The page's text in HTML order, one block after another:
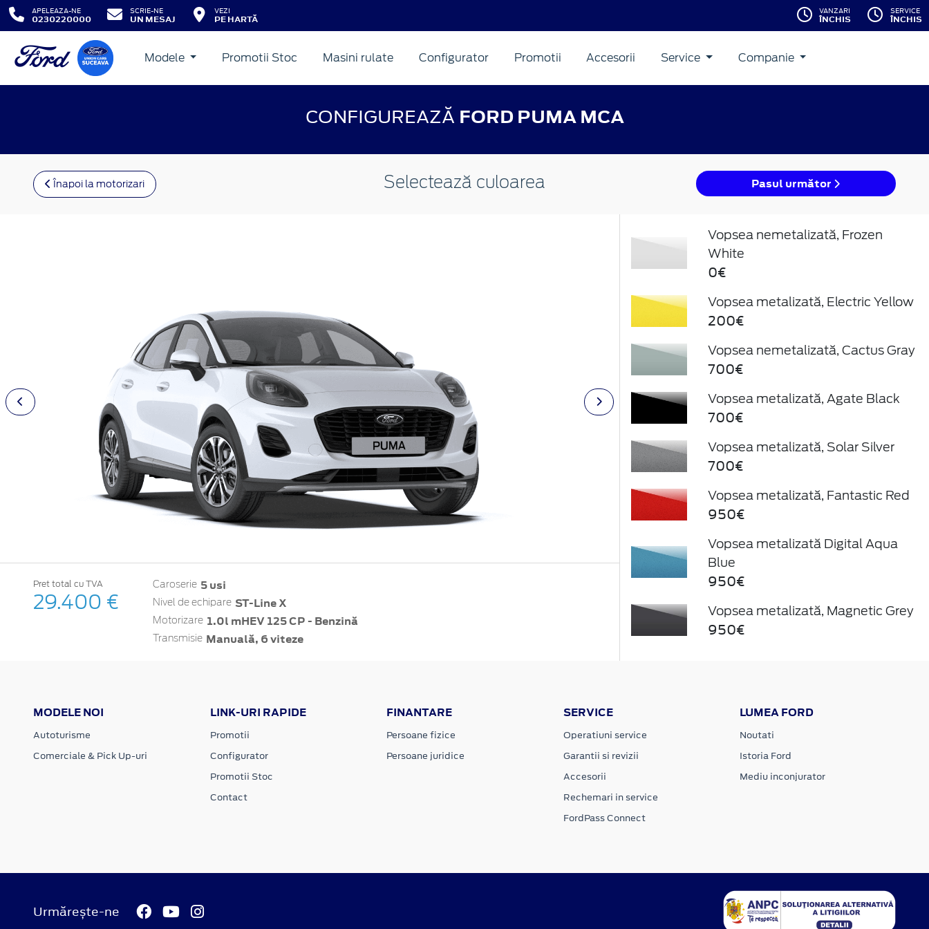
APELEAZA-NE
0230220000
SCRIE-NE
UN MESAJ
VEZI
PE HARTĂ
VANZARI
ÎNCHIS
SERVICE
ÎNCHIS
Modele Promotii Stoc Masini rulate Configurator Promotii Accesorii Service Companie
CONFIGUREAZĂ FORD PUMA MCA
Înapoi la motorizari Selectează culoarea Pasul următor
Pret total cu TVA
29.400 €
Caroserie 5 usi
Nivel de echipare ST-Line X
Motorizare 1.0l mHEV 125 CP - Benzină
Transmisie Manuală, 6 viteze
Vopsea nemetalizată, Frozen
White
0€
Vopsea metalizată, Electric Yellow
200€
Vopsea nemetalizată, Cactus Gray
700€
Vopsea metalizată, Agate Black
700€
Vopsea metalizată, Solar Silver
700€
Vopsea metalizată, Fantastic Red
950€
Vopsea metalizată Digital Aqua
Blue
950€
Vopsea metalizată, Magnetic Grey
950€
MODELE NOI
Autoturisme
Comerciale & Pick Up-uri
LINK-URI RAPIDE
Promotii
Configurator
Promotii Stoc
Contact
FINANTARE
Persoane fizice
Persoane juridice
SERVICE
Operatiuni service
Garantii si revizii
Accesorii
Rechemari in service
FordPass Connect
LUMEA FORD
Noutati
Istoria Ford
Mediu inconjurator
Urmărește-ne